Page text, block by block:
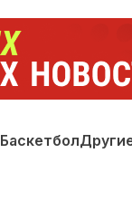
Баскетбол